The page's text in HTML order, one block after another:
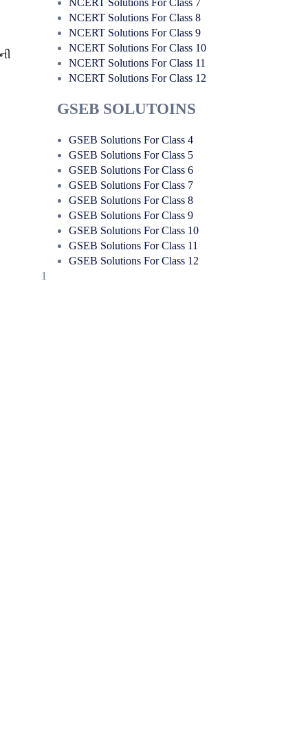
NCERT Solutions For Class 7
NCERT Solutions For Class 8
NCERT Solutions For Class 9
NCERT Solutions For Class 10
NCERT Solutions For Class 11
NCERT Solutions For Class 12
GSEB SOLUTOINS
GSEB Solutions For Class 4
GSEB Solutions For Class 5
GSEB Solutions For Class 6
GSEB Solutions For Class 7
GSEB Solutions For Class 8
GSEB Solutions For Class 9
GSEB Solutions For Class 10
GSEB Solutions For Class 11
GSEB Solutions For Class 12
1